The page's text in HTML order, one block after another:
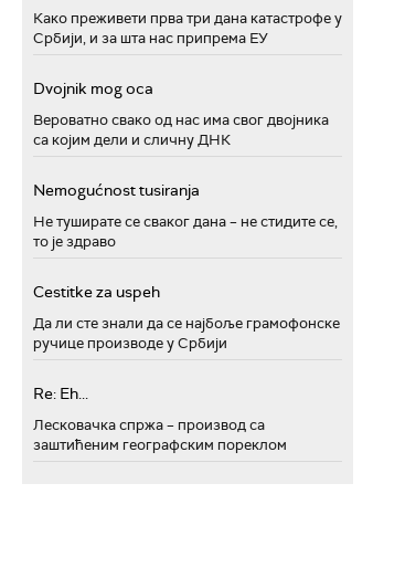
Како преживети прва три дана катастрофе у
Србији, и за шта нас припрема ЕУ
Dvojnik mog oca
Вероватно свако од нас има свог двојника
са којим дели и сличну ДНК
Nemogućnost tusiranja
Не туширате се сваког дана – не стидите се,
то је здраво
Cestitke za uspeh
Да ли сте знали да се најбоље грамофонске
ручице производе у Србији
Re: Eh...
Лесковачка спржа – производ са
заштићеним географским пореклом